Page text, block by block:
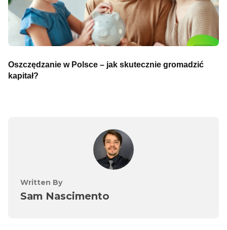
Oszczędzanie w Polsce – jak skutecznie gromadzić
kapitał?
Written By
Sam Nascimento